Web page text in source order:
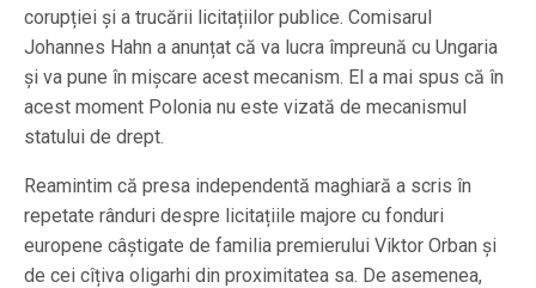
corupției și a trucării licitațiilor publice. Comisarul
Johannes Hahn a anunțat că va lucra împreună cu Ungaria
și va pune în mișcare acest mecanism. El a mai spus că în
acest moment Polonia nu este vizată de mecanismul
statului de drept.
Reamintim că presa independentă maghiară a scris în
repetate rânduri despre licitațiile majore cu fonduri
europene câștigate de familia premierului Viktor Orban și
de cei cîțiva oligarhi din proximitatea sa. De asemenea,